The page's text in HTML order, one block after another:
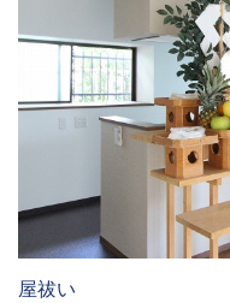
屋祓い